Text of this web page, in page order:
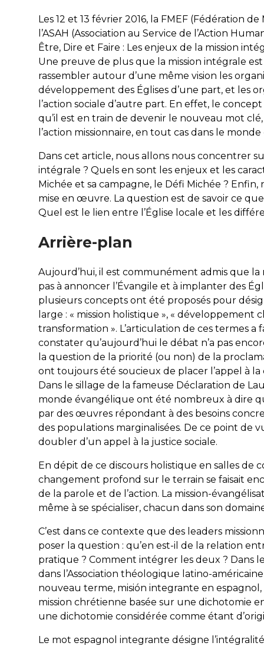
Les 12 et 13 février 2016, la FMEF (Fédération
l’ASAH (Association au Service de l’Action
Être, Dire et Faire : Les enjeux de la mission
Une preuve de plus que la mission intégrale
rassembler autour d’une même vision les
développement des Églises d’une part, et les
l’action sociale d’autre part. En effet, le
qu’il est en train de devenir le nouveau mot
l’action missionnaire, en tout cas dans le
Dans cet article, nous allons nous concentrer
intégrale ? Quels en sont les enjeux et les
Michée et sa campagne, le Défi Michée ?
mise en œuvre. La question est de savoir ce
Quel est le lien entre l’Église locale et les
Arrière-plan
Aujourd’hui, il est communément admis que la
pas à annoncer l’Évangile et à implanter des
plusieurs concepts ont été proposés pour
large : « mission holistique », « développement
transformation ». L’articulation de ces termes
constater qu’aujourd’hui le débat n’a pas
la question de la priorité (ou non) de la
ont toujours été soucieux de placer l’appel à
Dans le sillage de la fameuse Déclaration de
monde évangélique ont été nombreux à dire
par des œuvres répondant à des besoins
des populations marginalisées. De ce point de
doubler d’un appel à la justice sociale.
En dépit de ce discours holistique en salles de
changement profond sur le terrain se faisait
de la parole et de l’action. La mission-
même à se spécialiser, chacun dans son
C’est dans ce contexte que des leaders
poser la question : qu’en est-il de la relation
pratique ? Comment intégrer les deux ? Dans
dans l’Association théologique latino-
nouveau terme, misión integrante en
mission chrétienne basée sur une dichotomie
une dichotomie considérée comme étant
Le mot espagnol integrante désigne